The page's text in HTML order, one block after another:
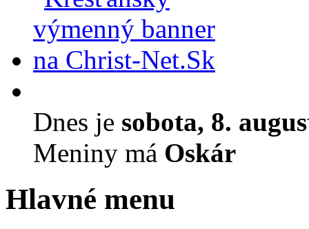
Dnes je sobota, 8.
Meniny má Oskár
Hlavné menu